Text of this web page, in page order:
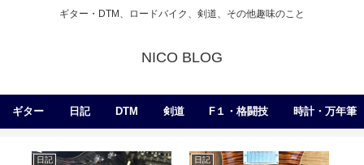
ギター・DTM、ロードバイク、剣道、その他趣味のこと
NICO BLOG
ギター 日記 DTM 剣道 F１・格闘技 時計・万年筆
日記 日記